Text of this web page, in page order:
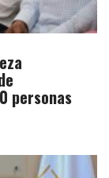
personas